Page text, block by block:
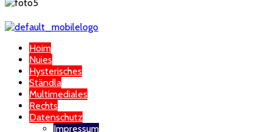
Hoim
Nuies
Hysterisches
Ständla
Multimediales
Rechts
Datenschutz
Impressum